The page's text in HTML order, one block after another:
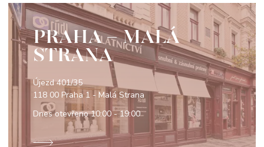
PRAHA - MALÁ
STRANA
Újezd 401/35
118 00 Praha 1 - Malá Strana
Dnes otevřeno10:00 - 19:00